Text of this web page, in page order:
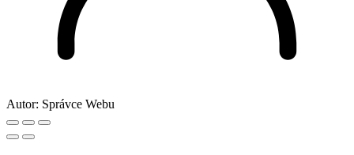
Autor: Správce Webu